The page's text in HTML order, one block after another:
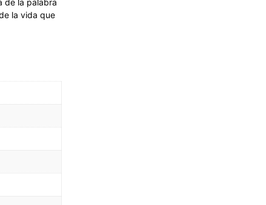
de la palabra
la vida que